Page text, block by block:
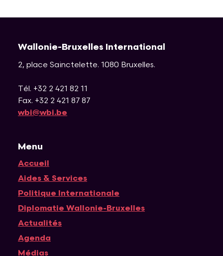
Wallonie-Bruxelles International
2, place Sainctelette. 1080 Bruxelles.
Tél. +32 2 421 82 11
Fax. +32 2 421 87 87
wbi@wbi.be
Menu
Accueil
Navigation principale
Aides & Services
Politique Internationale
Diplomatie Wallonie-Bruxelles
Actualités
Agenda
Médias